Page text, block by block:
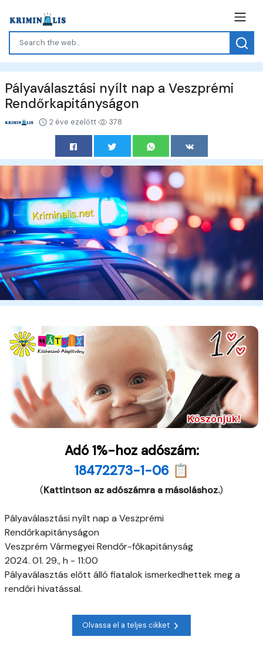
Pályaválasztási nyílt nap a Veszprémi
Rendőrkapitányságon
2 éve ezelőtt 378
Adó 1%-hoz adószám:
18472273-1-06 📋
(Kattintson az adószámra a másoláshoz.)
Pályaválasztási nyílt nap a Veszprémi
Rendőrkapitányságon
Veszprém Vármegyei Rendőr-főkapitányság
2024. 01. 29., h - 11:00
Pályaválasztás előtt álló fiatalok ismerkedhettek meg a
rendőri hivatással.
Olvassa el a teljes cikket